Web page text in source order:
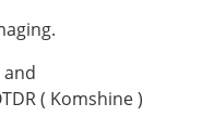
and
( Komshine )